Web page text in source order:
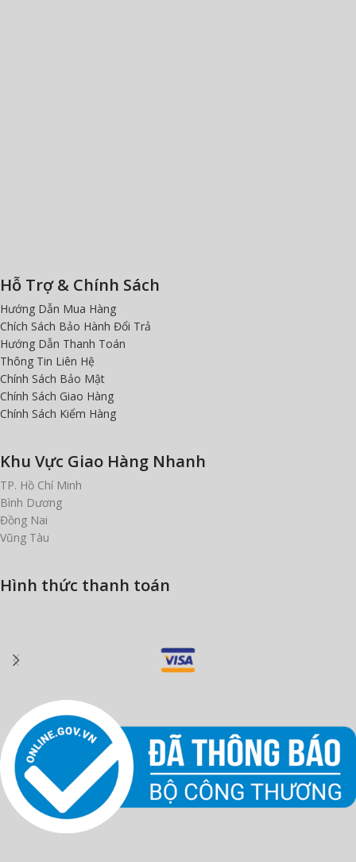
Hỗ Trợ & Chính Sách
Hướng Dẫn Mua Hàng
Chích Sách Bảo Hành Đổi Trả
Hướng Dẫn Thanh Toán
Thông Tin Liên Hệ
Chính Sách Bảo Mật
Chính Sách Giao Hàng
Chính Sách Kiểm Hàng
Khu Vực Giao Hàng Nhanh
TP. Hồ Chí Minh
Bình Dương
Đồng Nai
Vũng Tàu
Hình thức thanh toán